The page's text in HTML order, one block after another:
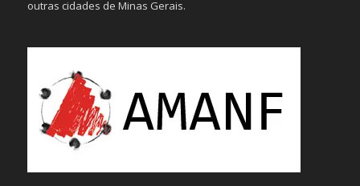
outras cidades de Minas Gerais.